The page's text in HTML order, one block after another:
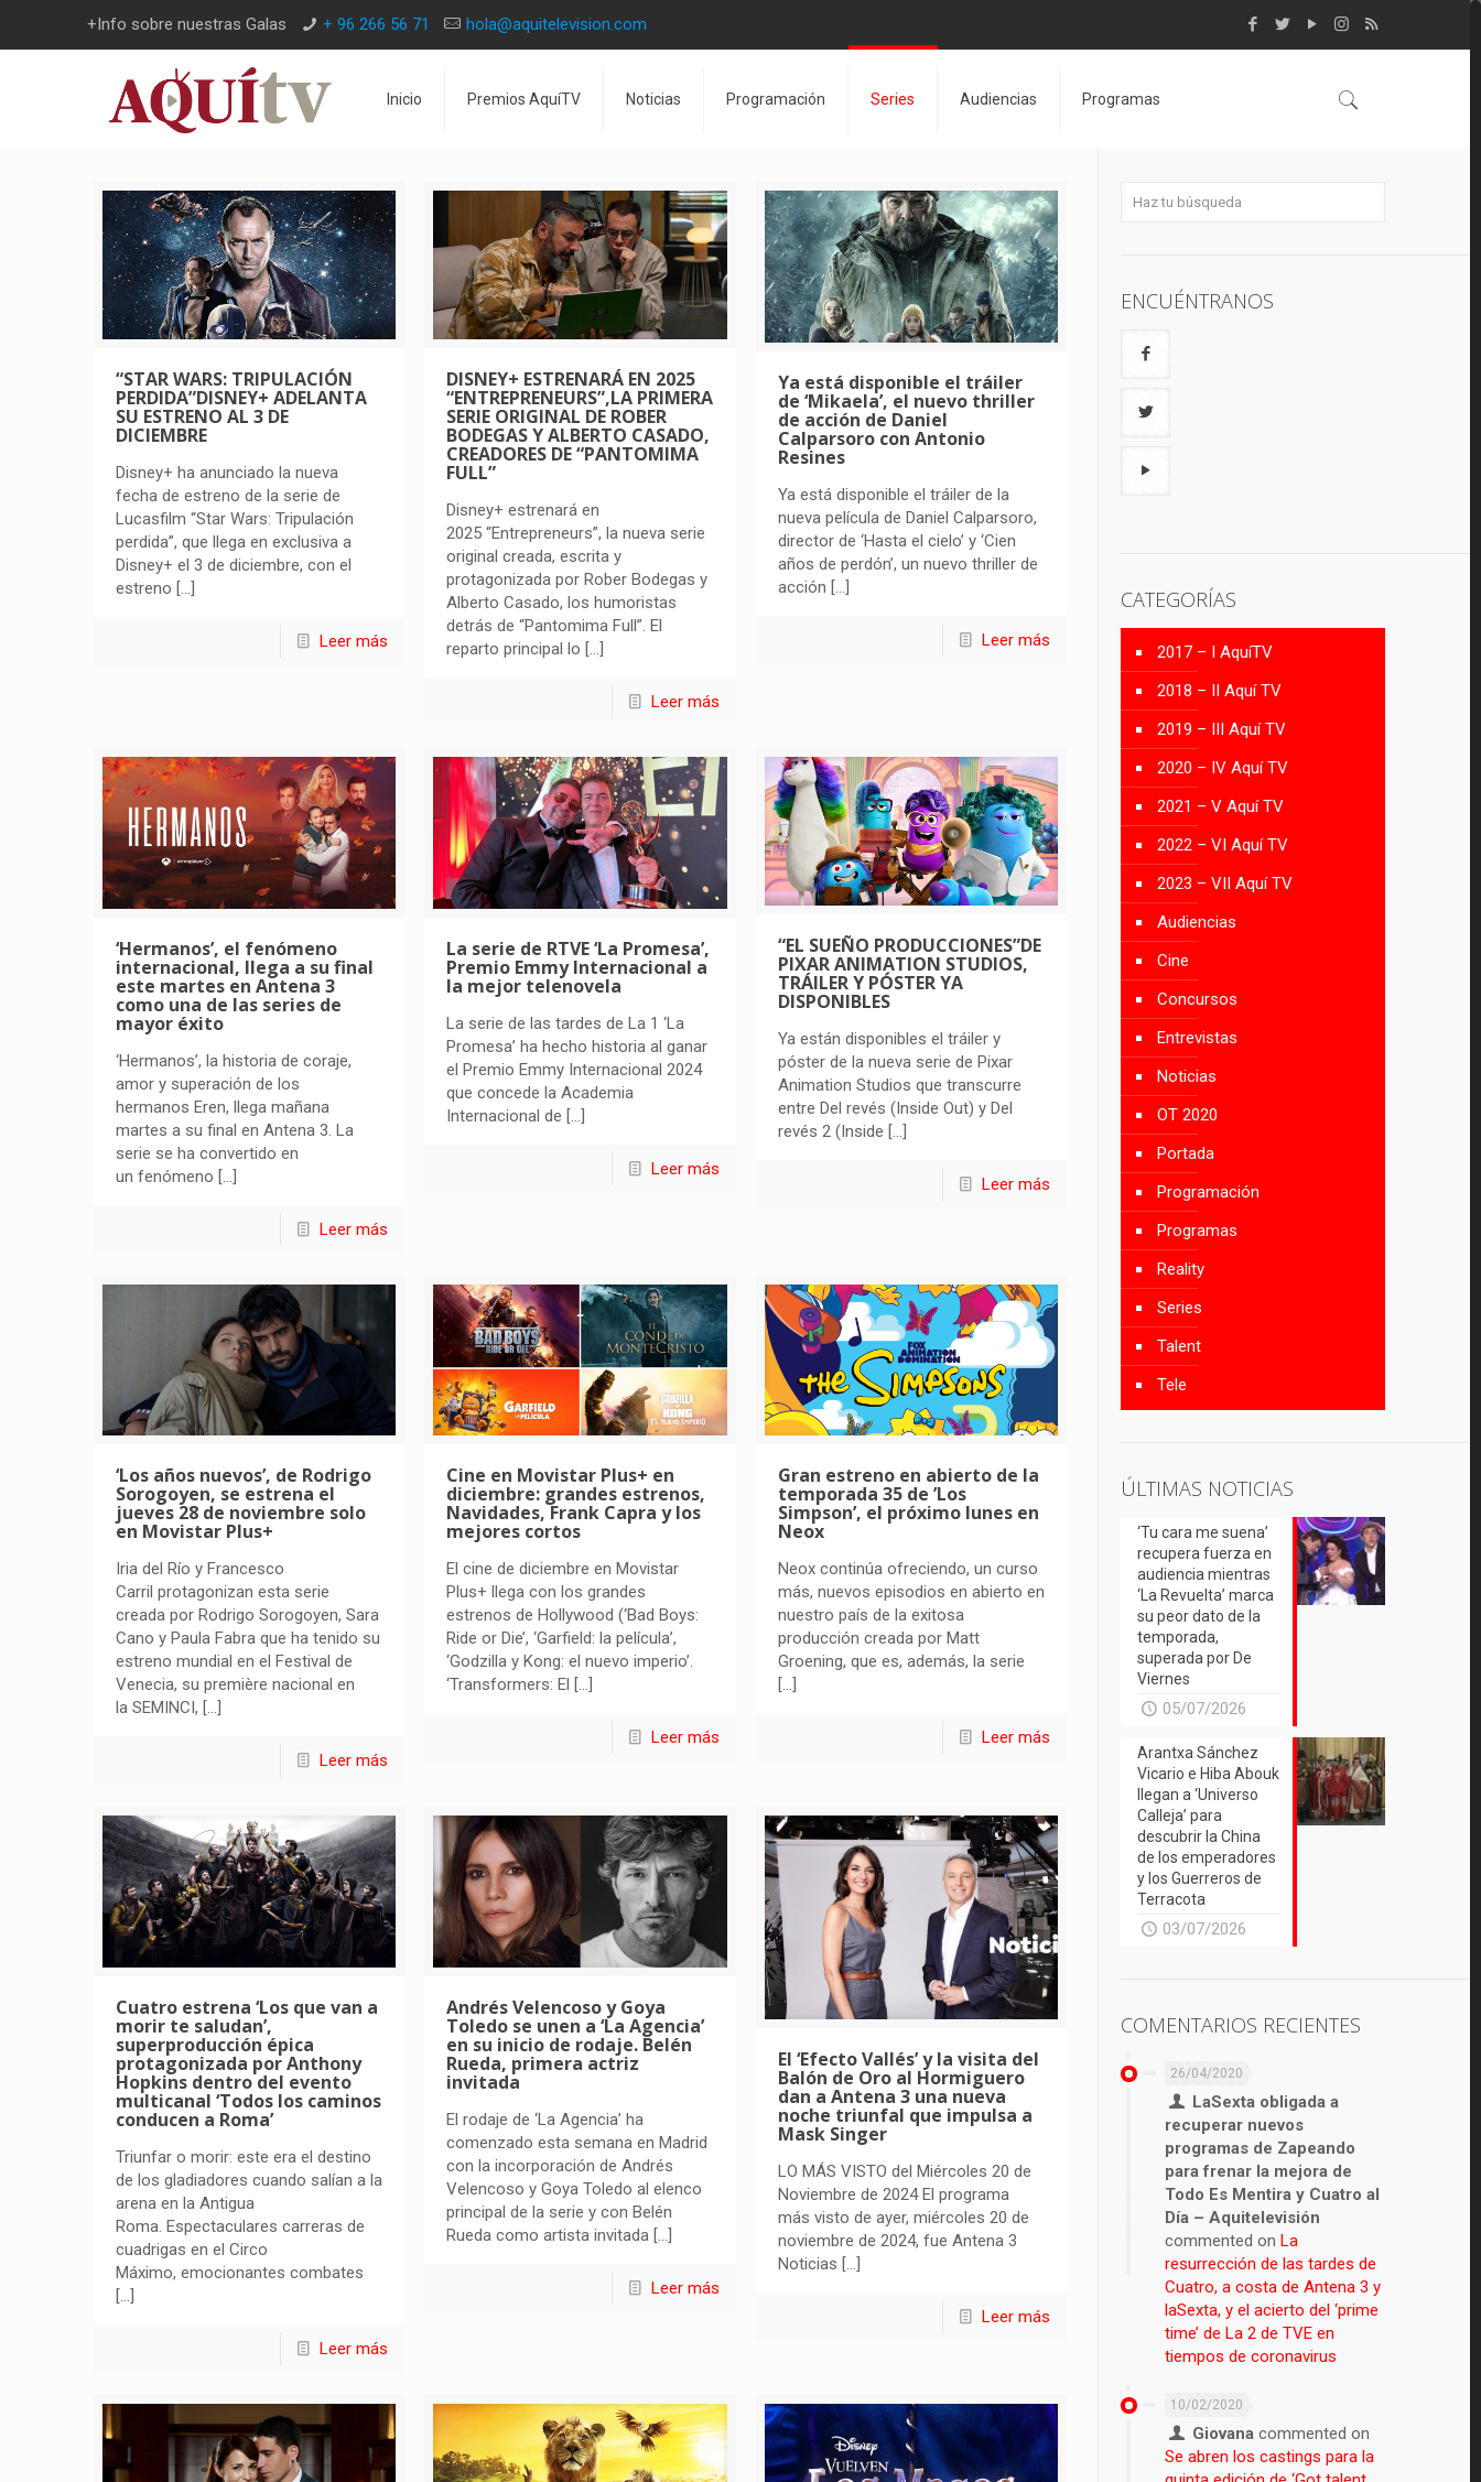
+Info sobre nuestras Galas + 96 266 56 71 hola@aquitelevision.com
Inicio Premios AquíTV Noticias Programación Series Audiencias Programas
“STAR WARS: TRIPULACIÓN
PERDIDA”DISNEY+ ADELANTA
SU ESTRENO AL 3 DE
DICIEMBRE
Disney+ ha anunciado la nueva
fecha de estreno de la serie de
Lucasfilm “Star Wars: Tripulación
perdida”, que llega en exclusiva a
Disney+ el 3 de diciembre, con el
estreno […]
Leer más
DISNEY+ ESTRENARÁ EN 2025
“ENTREPRENEURS”,LA PRIMERA
SERIE ORIGINAL DE ROBER
BODEGAS Y ALBERTO CASADO,
CREADORES DE “PANTOMIMA
FULL”
Disney+ estrenará en
2025 “Entrepreneurs”, la nueva serie
original creada, escrita y
protagonizada por Rober Bodegas y
Alberto Casado, los humoristas
detrás de “Pantomima Full”. El
reparto principal lo […]
Leer más
Ya está disponible el tráiler
de ‘Mikaela’, el nuevo thriller
de acción de Daniel
Calparsoro con Antonio
Resines
Ya está disponible el tráiler de la
nueva película de Daniel Calparsoro,
director de ‘Hasta el cielo’ y ‘Cien
años de perdón’, un nuevo thriller de
acción […]
Leer más
‘Hermanos’, el fenómeno
internacional, llega a su final
este martes en Antena 3
como una de las series de
mayor éxito
‘Hermanos’, la historia de coraje,
amor y superación de los
hermanos Eren, llega mañana
martes a su final en Antena 3. La
serie se ha convertido en
un fenómeno […]
Leer más
La serie de RTVE ‘La Promesa’,
Premio Emmy Internacional a
la mejor telenovela
La serie de las tardes de La 1 ‘La
Promesa’ ha hecho historia al ganar
el Premio Emmy Internacional 2024
que concede la Academia
Internacional de […]
Leer más
“EL SUEÑO PRODUCCIONES”DE
PIXAR ANIMATION STUDIOS,
TRÁILER Y PÓSTER YA
DISPONIBLES
Ya están disponibles el tráiler y
póster de la nueva serie de Pixar
Animation Studios que transcurre
entre Del revés (Inside Out) y Del
revés 2 (Inside […]
Leer más
‘Los años nuevos’, de Rodrigo
Sorogoyen, se estrena el
jueves 28 de noviembre solo
en Movistar Plus+
Iria del Río y Francesco
Carril protagonizan esta serie
creada por Rodrigo Sorogoyen, Sara
Cano y Paula Fabra que ha tenido su
estreno mundial en el Festival de
Venecia, su première nacional en
la SEMINCI, […]
Leer más
Cine en Movistar Plus+ en
diciembre: grandes estrenos,
Navidades, Frank Capra y los
mejores cortos
El cine de diciembre en Movistar
Plus+ llega con los grandes
estrenos de Hollywood (‘Bad Boys:
Ride or Die’, ‘Garfield: la película’,
‘Godzilla y Kong: el nuevo imperio’.
‘Transformers: El […]
Leer más
Gran estreno en abierto de la
temporada 35 de ’Los
Simpson’, el próximo lunes en
Neox
Neox continúa ofreciendo, un curso
más, nuevos episodios en abierto en
nuestro país de la exitosa
producción creada por Matt
Groening, que es, además, la serie
[…]
Leer más
Cuatro estrena ‘Los que van a
morir te saludan’,
superproducción épica
protagonizada por Anthony
Hopkins dentro del evento
multicanal ‘Todos los caminos
conducen a Roma’
Triunfar o morir: este era el destino
de los gladiadores cuando salían a la
arena en la Antigua
Roma. Espectaculares carreras de
cuadrigas en el Circo
Máximo, emocionantes combates
[…]
Leer más
Andrés Velencoso y Goya
Toledo se unen a ‘La Agencia’
en su inicio de rodaje. Belén
Rueda, primera actriz
invitada
El rodaje de ‘La Agencia’ ha
comenzado esta semana en Madrid
con la incorporación de Andrés
Velencoso y Goya Toledo al elenco
principal de la serie y con Belén
Rueda como artista invitada […]
Leer más
El ‘Efecto Vallés’ y la visita del
Balón de Oro al Hormiguero
dan a Antena 3 una nueva
noche triunfal que impulsa a
Mask Singer
LO MÁS VISTO del Miércoles 20 de
Noviembre de 2024 El programa
más visto de ayer, miércoles 20 de
noviembre de 2024, fue Antena 3
Noticias […]
Leer más
ENCUÉNTRANOS
CATEGORÍAS
2017 – I AquíTV
2018 – II Aquí TV
2019 – III Aquí TV
2020 – IV Aquí TV
2021 – V Aquí TV
2022 – VI Aquí TV
2023 – VII Aquí TV
Audiencias
Cine
Concursos
Entrevistas
Noticias
OT 2020
Portada
Programación
Programas
Reality
Series
Talent
Tele
ÚLTIMAS NOTICIAS
‘Tu cara me suena’
recupera fuerza en
audiencia mientras
‘La Revuelta’ marca
su peor dato de la
temporada,
superada por De
Viernes
05/07/2026
Arantxa Sánchez
Vicario e Hiba Abouk
llegan a ‘Universo
Calleja’ para
descubrir la China
de los emperadores
y los Guerreros de
Terracota
03/07/2026
COMENTARIOS RECIENTES
26/04/2020
LaSexta obligada a
recuperar nuevos
programas de Zapeando
para frenar la mejora de
Todo Es Mentira y Cuatro al
Día – Aquitelevisión
commented onLa
resurrección de las tardes de
Cuatro, a costa de Antena 3 y
laSexta, y el acierto del ‘prime
time’ de La 2 de TVE en
tiempos de coronavirus
10/02/2020
Giovana commented on
Se abren los castings para la